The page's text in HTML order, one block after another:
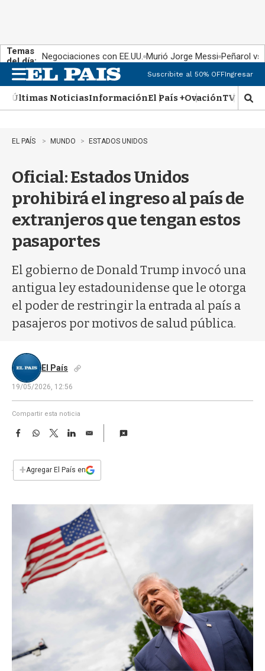
Temas
del día: Negociaciones con EE.UU. Murió Jorge Messi Peñarol
n
u
Suscribite al 50% OFFIngresar
Últimas NoticiasInformaciónEl País +OvaciónTV Show
M
o
EL PAÍS MUNDO ESTADOS UNIDOS
Oficial: Estados Unidos
prohibirá el ingreso al país de
extranjeros que tengan estos
pasaportes
El gobierno de Donald Trump invocó una
antigua ley estadounidense que le otorga
el poder de restringir la entrada al país a
pasajeros por motivos de salud pública.
El País
19/05/2026, 12:56
Compartir esta noticia
F
e
b
W
s
T
w
t
L
n
E
i
l
+Agregar El País en